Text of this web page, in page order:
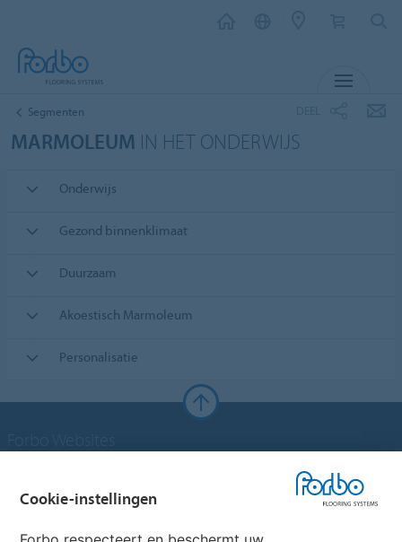
Segmenten
MARMOLEUM IN HET ONDERWIJS
Onderwijs
Gezond binnenklimaat
Duurzaam
Akoestisch Marmoleum
Personalisatie
Forbo Flooring Systems
Cookie-instellingen